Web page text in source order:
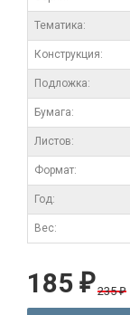
Тематика:
Конструкция:
Подложка:
Бумага:
Листов:
Формат:
Год:
Вес:
185 ₽ 235₽